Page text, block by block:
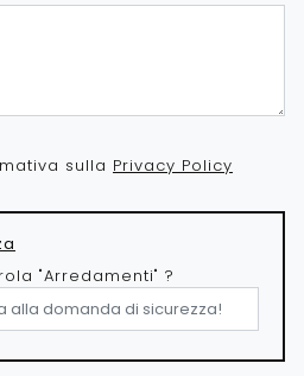
sulla Privacy Policy
"Arredamenti" ?